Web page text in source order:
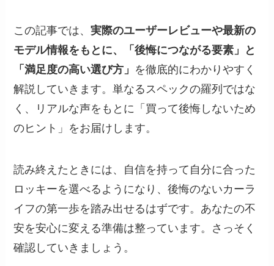
この記事では、実際のユーザーレビューや最新の
モデル情報をもとに、「後悔につながる要素」と
「満足度の高い選び方」 を徹底的にわかりやすく
解説していきます。単なるスペックの羅列ではな
く、リアルな声をもとに「買って後悔しないため
のヒント」をお届けします。
読み終えたときには、自信を持って自分に合った
ロッキーを選べるようになり、後悔のないカーラ
イフの第一歩を踏み出せるはずです。あなたの不
安を安心に変える準備は整っています。さっそく
確認していきましょう。